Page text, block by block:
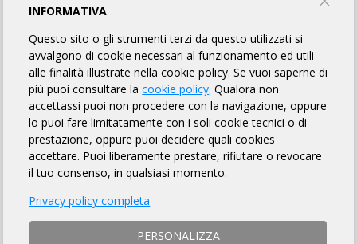
HOW TO REGISTER
HOW TO PAY THE FEE
NON-REGISTERED CYCLISTS ARE ALLOWED TO ENTER
with request for daily insurance contribution of € 10.00
be uploaded and validated on DataHealth
(see here)
INFORMATIVA
Questo sito o gli strumenti terzi da questo utilizzati si
avvalgono di cookie necessari al funzionamento ed utili
alle finalità illustrate nella cookie policy. Se vuoi saperne di
più puoi consultare lacookie policy. Qualora non
accettassi puoi non procedere con la navigazione, oppure
lo puoi fare limitatamente con i soli cookie tecnici o di
prestazione, oppure puoi decidere quali cookies
accettare. Puoi liberamente prestare, rifiutare o revocare
il tuo consenso, in qualsiasi momento.
Privacy policy completa
PERSONALIZZA